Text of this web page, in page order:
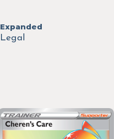
Expanded
Legal